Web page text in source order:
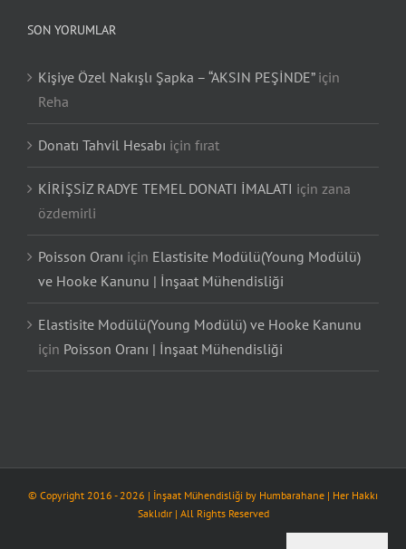
SON YORUMLAR
Kişiye Özel Nakışlı Şapka – “AKSIN PEŞİNDE”için
Reha
Donatı Tahvil Hesabı için fırat
KİRİŞSİZ RADYE TEMEL DONATI İMALATI için zana
özdemirli
Poisson Oranı için Elastisite Modülü(Young Modülü)
ve Hooke Kanunu | İnşaat Mühendisliği
Elastisite Modülü(Young Modülü) ve Hooke Kanunu
için Poisson Oranı | İnşaat Mühendisliği
© Copyright 2016 -2026 | İnşaat Mühendisliği by Humbarahane | Her Hakkı
Saklıdır | All Rights Reserved